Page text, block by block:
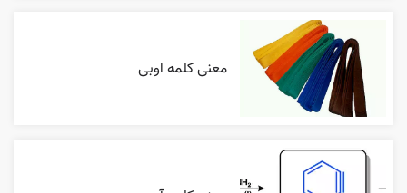
معنی کلمه اوبی